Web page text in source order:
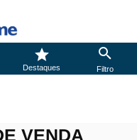
Destaques Filtro
VENDA